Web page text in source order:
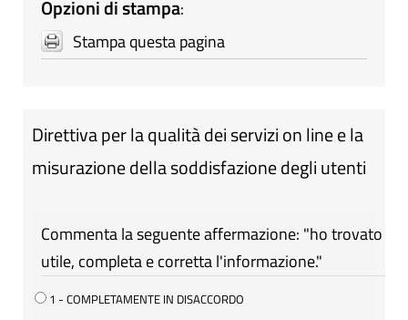
Opzioni di stampa:
Stampa questa pagina
Direttiva per la qualità dei servizi on line e la
misurazione della soddisfazione degli utenti
Commenta la seguente affermazione: "ho trovato
utile, completa e corretta l'informazione."
1 - COMPLETAMENTE IN DISACCORDO